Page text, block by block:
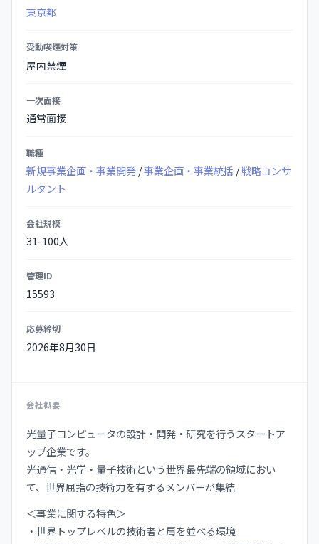
の
細
東京都
受動喫煙対策
屋内禁煙
一次面接
通常面接
職種
新規事業企画・事業開発 /事業企画・事業統括 /戦略コンサ
ルタント
会社規模
31-100人
管理ID
15593
応募締切
2026年8月30日
会社概要
光量子コンピュータの設計・開発・研究を行うスタートア
ップ企業です。
光通信・光学・量子技術という世界最先端の領域におい
て、世界屈指の技術力を有するメンバーが集結
＜事業に関する特色＞
・世界トップレベルの技術者と肩を並べる環境